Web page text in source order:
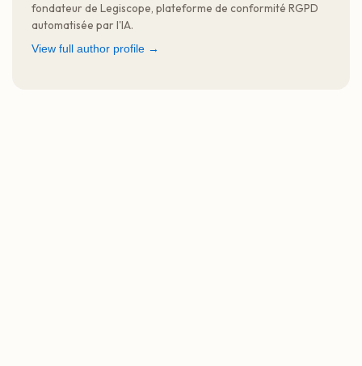
fondateur de Legiscope, plateforme de conformité RGPD
automatisée par l'IA.
View full author profile →